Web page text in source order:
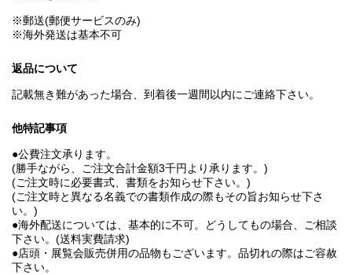
※郵送(郵便サービスのみ)
※海外発送は基本不可
返品について
記載無き難があった場合、到着後一週間以内にご連絡下さい。
他特記事項
●公費注文承ります。
(勝手ながら、ご注文合計金額3千円より承ります。)
(ご注文時に必要書式、書類をお知らせ下さい。)
(ご注文時と異なる名義での書類作成の際もその旨お知らせ下さ
い。)
●海外配送については、基本的に不可。どうしてもの場合、ご相談
下さい。(送料実費請求)
●店頭・展覧会販売併用の品物もございます。品切れの際はご容赦
下さい。